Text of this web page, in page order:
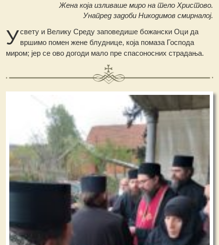
Жена која изливаше миро на тело Христово.
Унапред задоби Никодимов смирналој.
Усвету и Велику Среду заповедише божански Оци да
вршимо помен жене блуднице, која помаза Господа
миром; јер се ово догоди мало пре спасоносних страдања.